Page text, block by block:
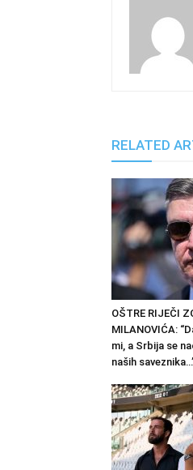
RELATED
OŠTRE RIJEČI
MILANOVIĆA:
mi, a Srbija se
naših